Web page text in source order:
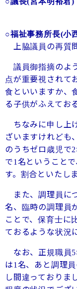
○福祉事務所長(小
上脇議員の再質
議員御指摘のよ
点が重要視されて
食といいますか、
る子供がふえてお
ちなみに申し上
ざいますけれども
のうちゼロ歳児で2
で1 名ということ
す。割合といたし
また、調理員に
名、臨時の調理員
ことで、保育士に
ておるような状況
なお、正規職員5
は1 名、あと調理
し間違っておりま